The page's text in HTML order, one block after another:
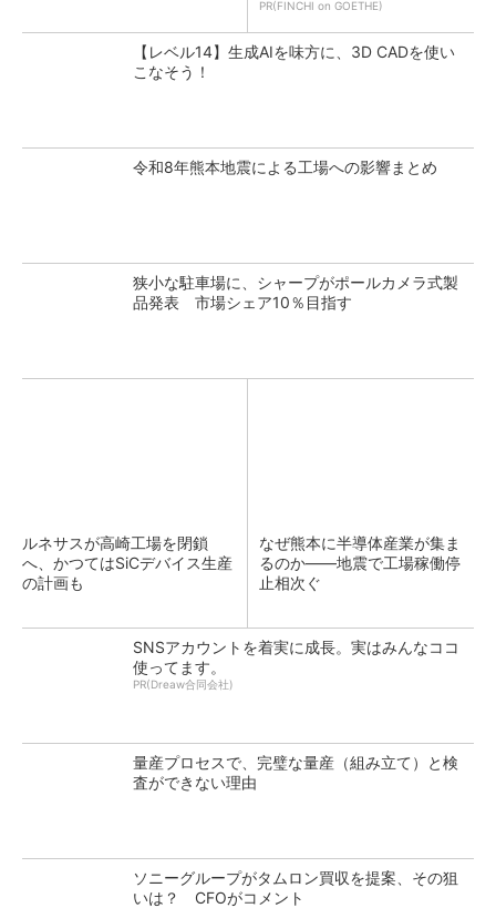
PR(FINCHI on GOETHE)
【レベル14】生成AIを味方に、3D CADを使い
こなそう！
令和8年熊本地震による工場への影響まとめ
狭小な駐車場に、シャープがポールカメラ式製
品発表 市場シェア10％目指す
ルネサスが高崎工場を閉鎖
へ、かつてはSiCデバイス生産
の計画も
なぜ熊本に半導体産業が集ま
るのか――地震で工場稼働停
止相次ぐ
SNSアカウントを着実に成長。実はみんなココ
使ってます。
PR(Dreaw合同会社)
量産プロセスで、完璧な量産（組み立て）と検
査ができない理由
ソニーグループがタムロン買収を提案、その狙
いは？ CFOがコメント